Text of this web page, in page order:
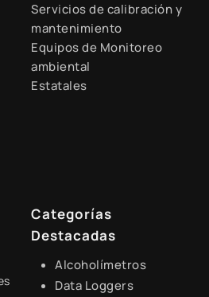
Servicios de calibración y
mantenimiento
Equipos de Monitoreo
ambiental
Estatales
Categorías
Destacadas
Alcoholímetros
Data Loggers